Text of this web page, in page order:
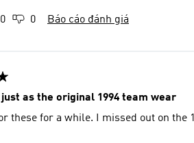
0 0 Báo cáo đánh giá
as the original 1994 team wear
Been looking for these for a